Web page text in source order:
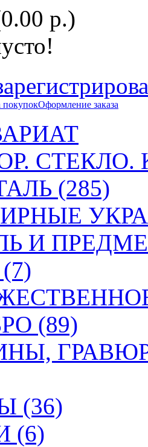
р.)
покупокОформление заказа
(285)
И
(89)
(36)
(6)